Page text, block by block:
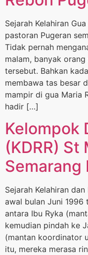
Sejarah Kelahiran
pastoran Pugeran
Tidak pernah
malam, banyak
tersebut. Bahkan
membawa tas besar
mampir di gua Maria
hadir […]
Kelompok
(KDRR) St
Semarang
Sejarah Kelahiran
awal bulan Juni
antara Ibu Ryka
kemudian pindah ke
(mantan koordinator
itu, mereka merasa